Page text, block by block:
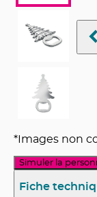
*Images non
Simuler la
Fiche